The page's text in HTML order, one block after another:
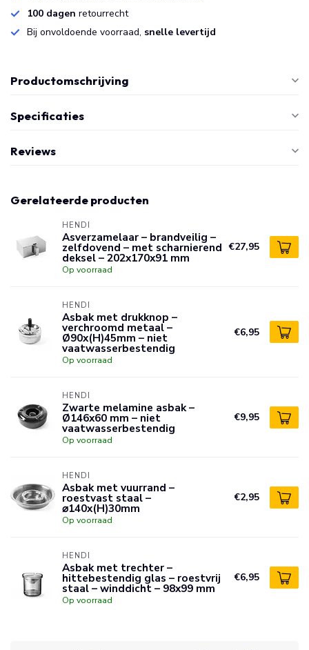
100 dagen retourrecht
Bij onvoldoende voorraad, snelle levertijd
Productomschrijving
Specificaties
Reviews
Gerelateerde producten
HENDI
Asverzamelaar – brandveilig –
zelfdovend – met scharnierend
deksel – 202x170x91 mm
Op voorraad
€27,95
HENDI
Asbak met drukknop –
verchroomd metaal –
Ø90x(H)45mm – niet
vaatwasserbestendig
Op voorraad
€6,95
HENDI
Zwarte melamine asbak –
Ø146x60 mm – niet
vaatwasserbestendig
Op voorraad
€9,95
HENDI
Asbak met vuurrand –
roestvast staal –
⌀140x(H)30mm
Op voorraad
€2,95
HENDI
Asbak met trechter –
hittebestendig glas – roestvrij
staal – winddicht – 98x99 mm
Op voorraad
€6,95